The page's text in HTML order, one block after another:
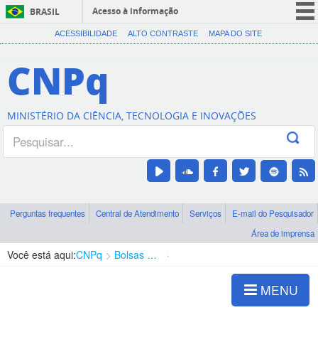
BRASIL
Acesso à informação
CORONAVÍRUS (COVID-19)
Canais
ACESSIBILIDADE ALTO CONTRASTE MAPA DO SITE
CNPq
MINISTÉRIO DA CIÊNCIA, TECNOLOGIA E INOVAÇÕES
Perguntas frequentes Central de Atendimento Serviços
E-mail do Pesquisador
Área de imprensa
Você está aqui:CNPq Bolsas e Auxílios Vigentes
MENU